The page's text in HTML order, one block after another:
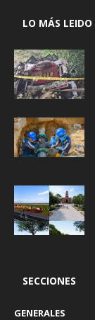
LO MÁS LEIDO
SECCIONES
GENERALES